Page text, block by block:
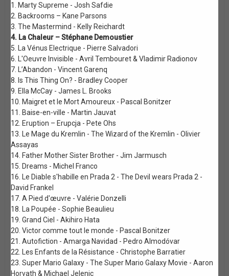
1. Marty Supreme - Josh Safdie
2. Backrooms – Kane Parsons
3. The Mastermind - Kelly Reichardt
4. La Chaleur – Stéphane Demoustier
5. La Vénus Electrique - Pierre Salvadori
6. L'Oeuvre Invisible - Avril Tembouret & Vladimir Radionov
7. L’Abandon - Vincent Garenq
8. Is This Thing On? - Bradley Cooper
9. Ella McCay - James L. Brooks
10. Maigret et le Mort Amoureux - Pascal Bonitzer
11. Baise-en-ville - Martin Jauvat
12. Eruption – Erupcja - Pete Ohs
13. Le Mage du Kremlin - The Wizard of the Kremlin - Olivier
Assayas
14. Father Mother Sister Brother - Jim Jarmusch
15. Dreams - Michel Franco
16. Le Diable s'habille en Prada 2 - The Devil wears Prada 2 -
David Frankel
17. A Pied d'œuvre - Valérie Donzelli
18. La Poupée - Sophie Beaulieu
19. Grand Ciel - Akihiro Hata
20. Victor comme tout le monde - Pascal Bonitzer
21. Autofiction - Amarga Navidad - Pedro Almodóvar
22. Les Enfants de la Résistance - Christophe Barratier
23. Super Mario Galaxy - The Super Mario Galaxy Movie - Aaron
Horvath & Michael Jelenic